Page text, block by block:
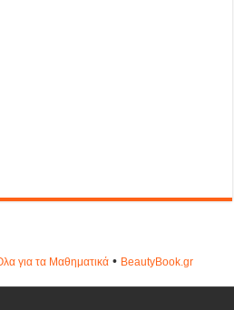
για τα Μαθηματικά• ΒeautyΒook.gr